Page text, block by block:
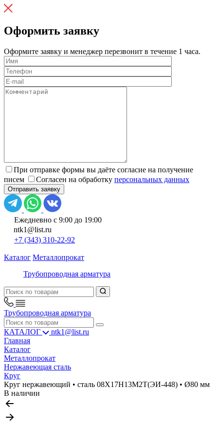
Оформить заявку
Оформите заявку и менеджер перезвонит в течение 1 часа.
При отправке формы вы даёте согласие на получение
писем
Согласен на обработку персональных данных
Ежедневно с 9:00 до 19:00
ntk1@list.ru
+7 (343) 310-22-92
Каталог Металлопрокат
Трубопроводная арматура
Трубопроводная арматура
КАТАЛОГ
ntk1@list.ru
Главная
Каталог
Металлопрокат
Нержавеющая сталь
Круг
Круг нержавеющий • сталь 08Х17Н13М2Т(ЭИ-448) • Ø80 мм
В наличии